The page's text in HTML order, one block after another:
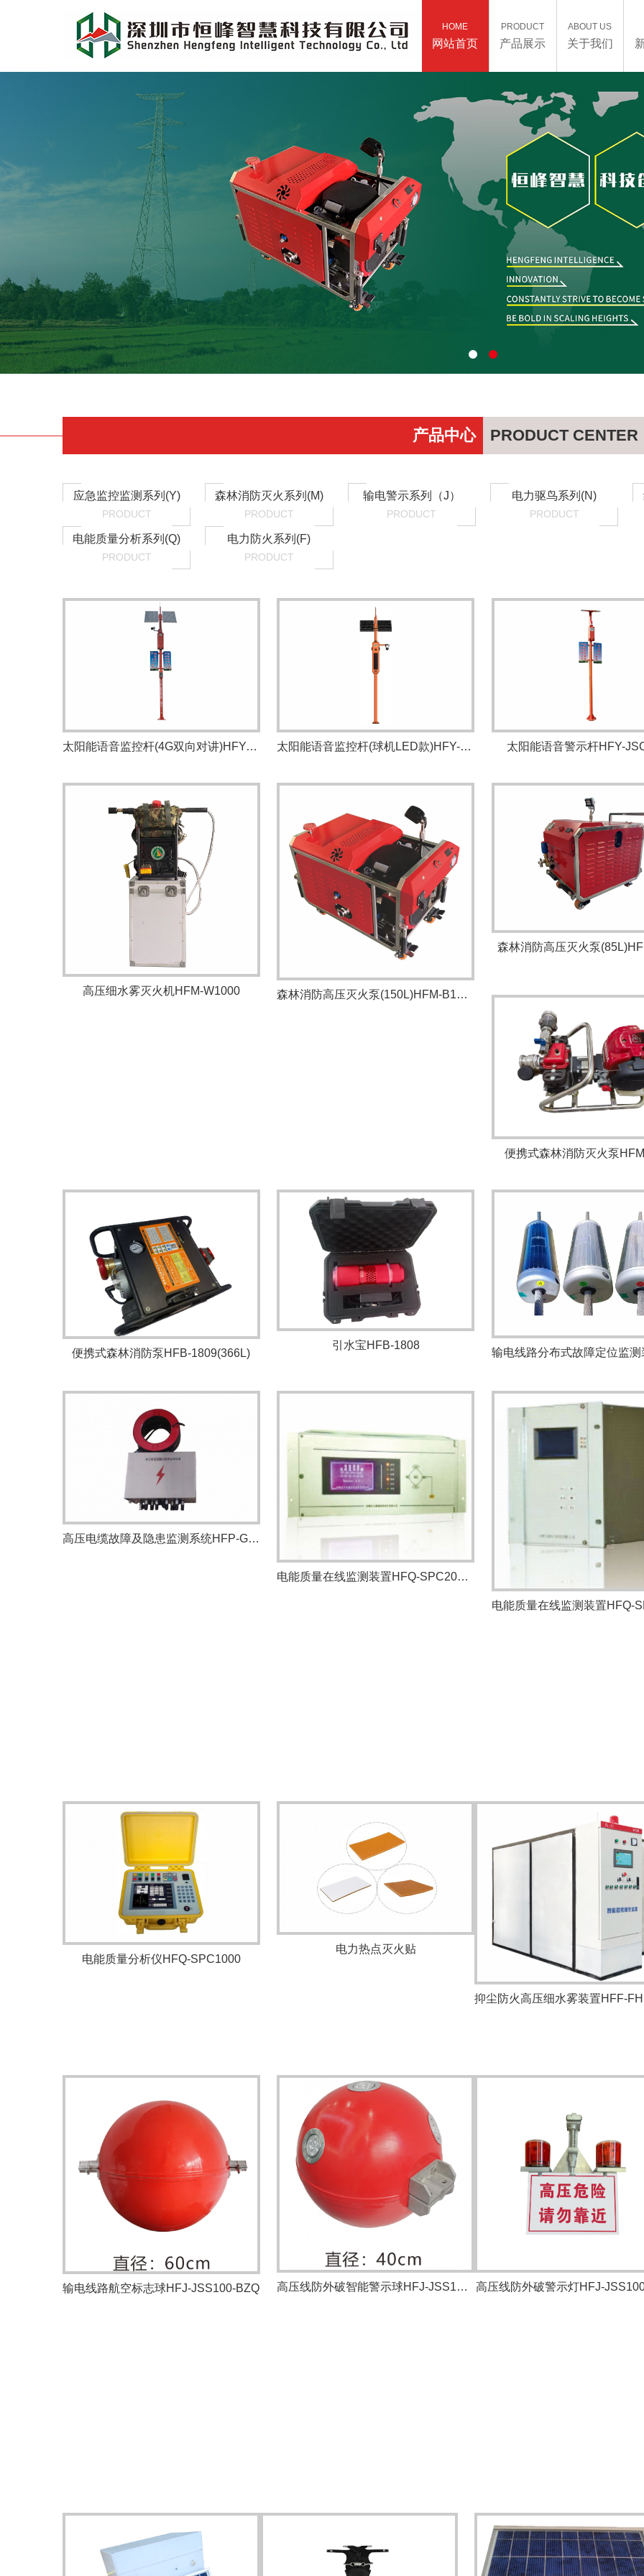
HOME
网站首页
PRODUCT
产品展示
ABOUT US
关于我们
产品中心 PRODUCT CENTER
应急监控监测系列(Y)
PRODUCT
森林消防灭火系列(M)
PRODUCT
输电警示系列（J）
PRODUCT
电力驱鸟系列(N)
PRODUCT
电能质量分析系列(Q)
PRODUCT
电力防火系列(F)
PRODUCT
太阳能语音监控杆(4G双向对讲)HFY-JKC1000 太阳能语音监控杆(球机LED款)HFY-JKB2000 太阳能语音警示杆HFY-
高压细水雾灭火机HFM-W1000 森林消防高压灭火泵(150L)HFM-B150L
森林消防高压灭火泵
便携式森林消防灭火泵
便携式森林消防泵HFB-1809(366L)
引水宝HFB-1808
高压电缆故障及隐患监测系统HFP-GZS3000
电能质量在线监测装置HFQ-SPC2000A
电能质量分析仪HFQ-SPC1000
电力热点灭火贴
输电线路航空标志球HFJ-JSS100-BZQ 高压线防外破智能警示球HFJ-JSS100-JSQ 高压线防外破警示灯HFJ-